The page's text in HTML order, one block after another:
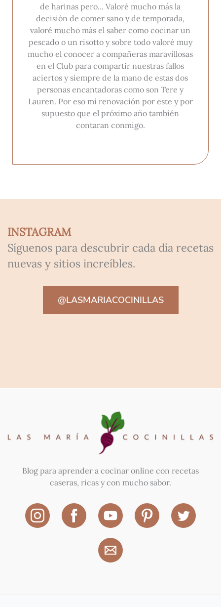
de harinas pero... Valoré mucho más la
decisión de comer sano y de temporada,
valoré mucho más el saber como cocinar un
pescado o un risotto y sobre todo valoré muy
mucho el conocer a compañeras maravillosas
en el Club para compartir nuestras fallos
aciertos y siempre de la mano de estas dos
personas encantadoras como son Tere y
Lauren. Por eso mi renovación por este y por
supuesto que el próximo año también
contaran conmigo.
INSTAGRAM
Síguenos para descubrir cada día recetas
nuevas y sitios increíbles.
@LASMARIACOCINILLAS
Blog para aprender a cocinar online con recetas
caseras, ricas y con mucho sabor.